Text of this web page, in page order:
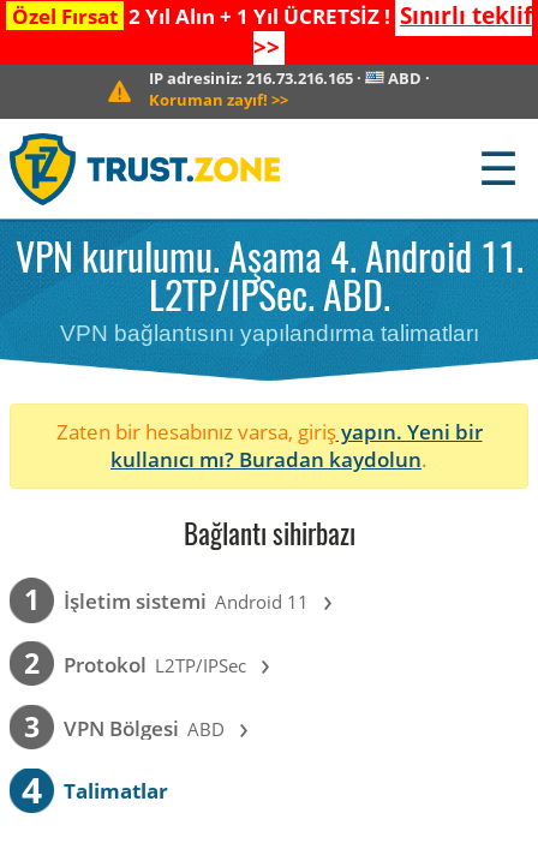
Özel Fırsat 2 Yıl Alın + 1 Yıl ÜCRETSİZ ! Sınırlı teklif
>>
IP adresiniz:216.73.216.165 · ABD ·
Koruman zayıf! >>
☰
VPN kurulumu. Aşama 4. Android 11.
L2TP/IPSec. ABD.
VPN bağlantısını yapılandırma talimatları
Zaten bir hesabınız varsa, girişyapın. Yeni bir
kullanıcı mı? Buradan kaydolun.
Bağlantı sihirbazı
1 İşletim sistemi Android 11 ›
2 Protokol L2TP/IPSec ›
3 VPN Bölgesi ABD ›
4 Talimatlar